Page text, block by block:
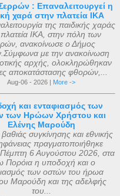
: Επαναλειτουργεί η
χαρά στην πλατεία ΙΚΑ
της παιδικής χαράς
ΙΚΑ, στην πόλη των
ανακοίνωσε ο Δήμος
με την ανακοίνωση
αρχής, ολοκληρώθηκαν
αποκατάστασης φθορών,...
Aug-06 - 2026 | More ->
και ενταφιασμός των
των Ηρώων Χρήστου και
Ελένης Μαρούδη
συγκίνησης και εθνικής
πραγματοποιήθηκε
6 Αυγούστου 2026, στα
Πορόια η υποδοχή και ο
των οστών του ήρωα
Μαρούδη και της αδελφής
του...